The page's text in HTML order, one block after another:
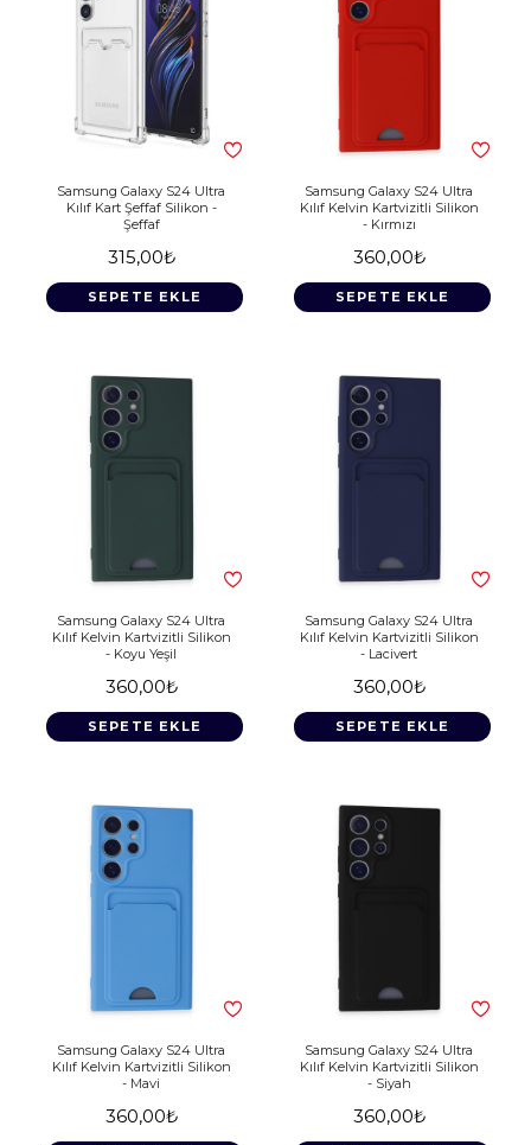
Samsung Galaxy S24 Ultra
Kılıf Kart Şeffaf Silikon -
Şeffaf
315,00₺
SEPETE EKLE
Samsung Galaxy S24 Ultra
Kılıf Kelvin Kartvizitli Silikon
- Kırmızı
360,00₺
SEPETE EKLE
Samsung Galaxy S24 Ultra
Kılıf Kelvin Kartvizitli Silikon
- Koyu Yeşil
360,00₺
SEPETE EKLE
Samsung Galaxy S24 Ultra
Kılıf Kelvin Kartvizitli Silikon
- Lacivert
360,00₺
SEPETE EKLE
Samsung Galaxy S24 Ultra
Kılıf Kelvin Kartvizitli Silikon
- Mavi
360,00₺
Samsung Galaxy S24 Ultra
Kılıf Kelvin Kartvizitli Silikon
- Siyah
360,00₺